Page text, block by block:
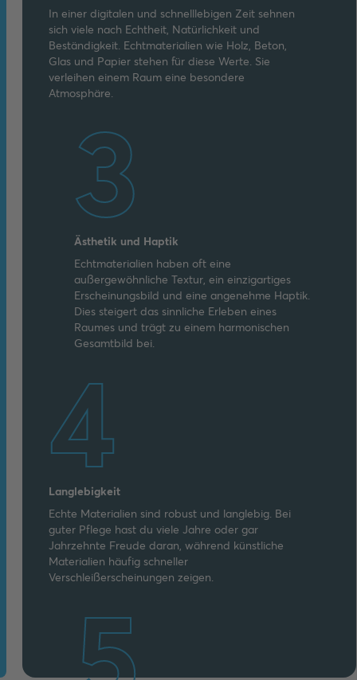
In einer digitalen und schnelllebigen Zeit sehnen
sich viele nach Echtheit, Natürlichkeit und
Beständigkeit. Echtmaterialien wie Holz, Beton,
Glas und Papier stehen für diese Werte. Sie
verleihen einem Raum eine besondere
Atmosphäre.
3
Ästhetik und Haptik
Echtmaterialien haben oft eine
außergewöhnliche Textur, ein einzigartiges
Erscheinungsbild und eine angenehme Haptik.
Dies steigert das sinnliche Erleben eines
Raumes und trägt zu einem harmonischen
Gesamtbild bei.
4
Langlebigkeit
Echte Materialien sind robust und langlebig. Bei
guter Pflege hast du viele Jahre oder gar
Jahrzehnte Freude daran, während künstliche
Materialien häufig schneller
Verschleißerscheinungen zeigen.